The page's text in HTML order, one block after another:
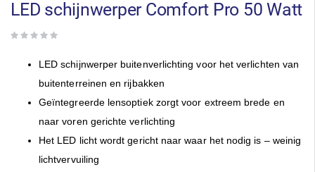
het
begin
de
gallerij
LED schijnwerper Comfort Pro 50 Watt
LED schijnwerper buitenverlichting voor het verlichten van
buitenterreinen en rijbakken
Geïntegreerde lensoptiek zorgt voor extreem brede en
naar voren gerichte verlichting
Het LED licht wordt gericht naar waar het nodig is – weinig
lichtvervuiling